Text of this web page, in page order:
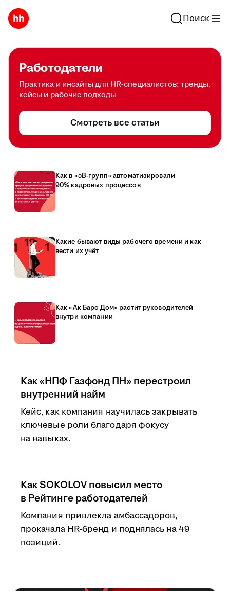
Поиск
Работодатели
Практика и инсайты для HR-специалистов: тренды,
кейсы и рабочие подходы
Смотреть все статьи
Как в «эВ-групп» автоматизировали
90% кадровых процессов
Какие бывают виды рабочего времени и как
вести их учёт
Как «Ак Барс Дом» растит руководителей
внутри компании
Как «НПФ Газфонд ПН» перестроил
внутренний найм
Кейс, как компания научилась закрывать
ключевые роли благодаря фокусу
на навыках.
Как SOKOLOV повысил место
в Рейтинге работодателей
Компания привлекла амбассадоров,
прокачала HR-бренд и поднялась на 49
позиций.